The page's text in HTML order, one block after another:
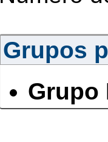
Grupos
Grupo